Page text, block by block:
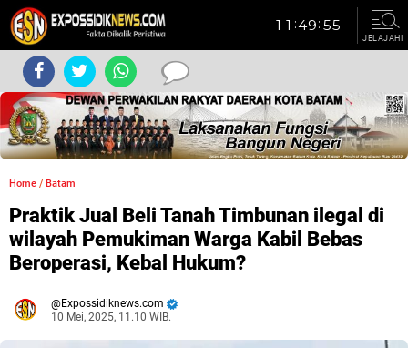
JELAJAHI
Home / Batam
Praktik Jual Beli Tanah Timbunan ilegal di
wilayah Pemukiman Warga Kabil Bebas
Beroperasi, Kebal Hukum?
Expossidiknews.com
10 Mei, 2025, 11.10 WIB.